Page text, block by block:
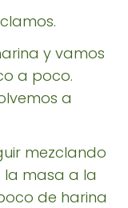
y vamos
a poco.
a
mezclando
masa a la
de harina